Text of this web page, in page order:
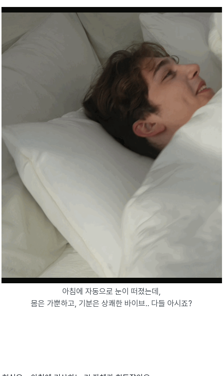
아침에 자동으로 눈이 떠졌는데,
몸은 가뿐하고, 기분은 상쾌한 바이브.. 다들 아시죠?